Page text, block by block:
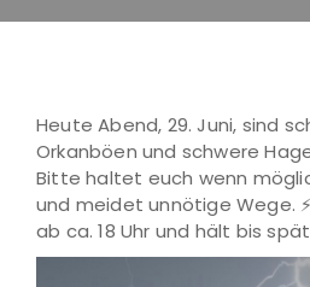
Heute Abend, 29. Juni, sind
Orkanböen und schwere
Bitte haltet euch wenn
und meidet unnötige Wege.
ab ca. 18 Uhr und hält bis